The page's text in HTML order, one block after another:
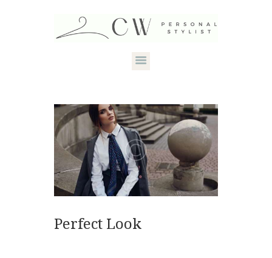
HOME
ABOUT CANDACE
STYLE SERVICES
DRESS YOUR
SHAPE
Perfect Look